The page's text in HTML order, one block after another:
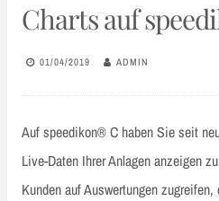
Charts auf
01/04/2019 ADMIN
Auf speedikon® C haben Sie seit
Live-Daten Ihrer Anlagen anzeigen
Kunden auf Auswertungen